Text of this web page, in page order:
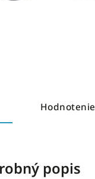
Hodnotenie
popis